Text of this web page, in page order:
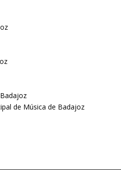
de Música de Badajoz